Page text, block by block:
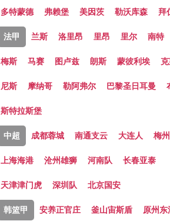
多特蒙德 弗赖堡 美因茨 勒沃库森 拜
法甲 兰斯 洛里昂 里昂 里尔 南特
梅斯 马赛 图卢兹 朗斯 蒙彼利埃
尼斯 摩纳哥 勒阿弗尔 巴黎圣日耳曼
斯特拉斯堡
中超 成都蓉城 南通支云 大连人 梅
上海海港 沧州雄狮 河南队 长春亚泰
天津津门虎 深圳队 北京国安
韩篮甲 安养正官庄 釜山宙斯盾 原州东